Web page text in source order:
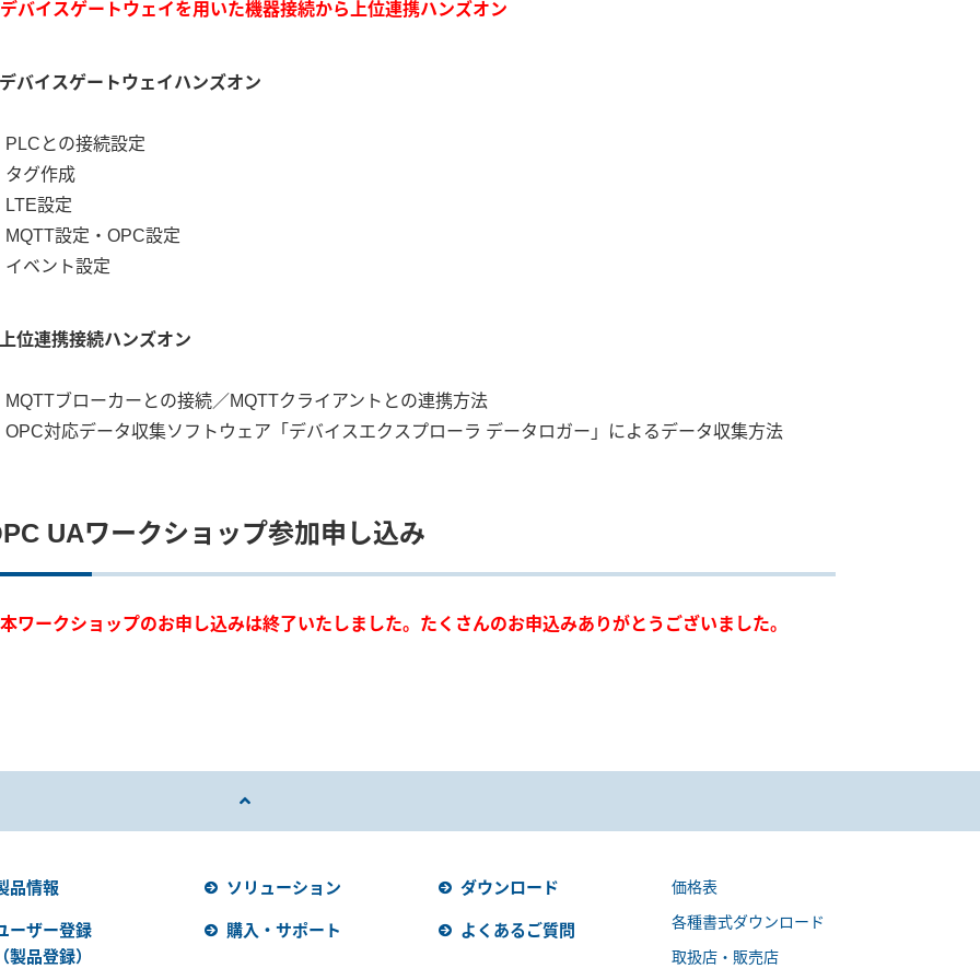
バイスゲートウェイを用いた機器接続から上位連携ハンズオン
デバイスゲートウェイハンズオン
PLCとの接続設定
タグ作成
LTE設定
MQTT設定・OPC設定
イベント設定
上位連携接続ハンズオン
MQTTブローカーとの接続／MQTTクライアントとの連携方法
OPC対応データ収集ソフトウェア「デバイスエクスプローラ データロガー」によるデータ収集方法
UAワークショップ参加申し込み
ワークショップのお申し込みは終了いたしました。たくさんのお申込みありがとうございました。
品情報 ソリューション ダウンロード
ーザー登録
製品登録）
購入・サポート よくあるご質問
価格表
各種書式ダウンロード
取扱店・販売店